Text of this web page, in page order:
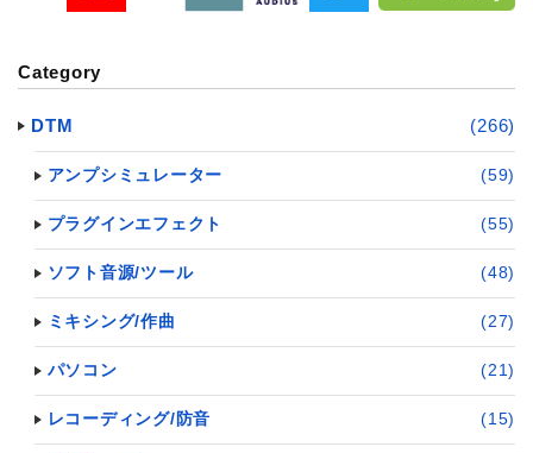
Category
DTM (266)
アンプシミュレーター (59)
プラグインエフェクト (55)
ソフト音源/ツール (48)
ミキシング/作曲 (27)
パソコン (21)
レコーディング/防音 (15)